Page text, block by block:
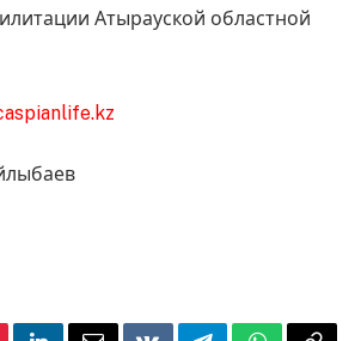
Атырауской областной